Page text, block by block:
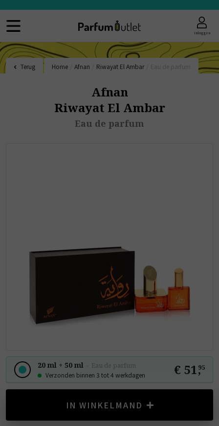
Inloggen
Terug Home Afnan Riwayat El Ambar
Afnan
Riwayat El Ambar
Eau de parfum
20 ml + 50 ml Eau de parfum
Verzonden binnen 3 tot 4 werkdagen € 51,
95
IN WINKELMAND